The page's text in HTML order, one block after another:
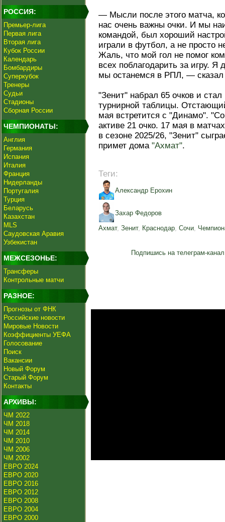
РОССИЯ:
Премьер-лига
Первая лига
Вторая лига
Кубок России
Календарь
Бомбардиры
Суперкубок
Тренеры
Судьи
Стадионы
Сборная России
ЧЕМПИОНАТЫ:
Англия
Германия
Испания
Италия
Франция
Нидерланды
Португалия
Турция
Беларусь
Казахстан
MLS
Саудовская Аравия
Узбекистан
МЕЖСЕЗОНЬЕ:
Трансферы
Контрольные матчи
РАЗНОЕ:
Прогнозы от ФНК
Российские новости
Мировые Новости
Коэффициенты УЕФА
Голосование
Поиск
Вакансии
Новый Форум
Старый Форум
Контакты
АРХИВЫ:
ЧМ 2022
ЧМ 2018
ЧМ 2014
ЧМ 2010
ЧМ 2006
ЧМ 2002
ЕВРО 2024
ЕВРО 2020
ЕВРО 2016
ЕВРО 2012
ЕВРО 2008
ЕВРО 2004
ЕВРО 2000
— Мысли после этого матча,
нас очень важны очки. И мы
командой, был хороший
играли в футбол, а не просто
Жаль, что мой гол не помог
всех поблагодарить за игру.
мы останемся в РПЛ, —
"Зенит" набрал 65 очков и
турнирной таблицы.
мая встретится с "Динамо".
активе 21 очко. 17 мая в
в сезоне 2025/26, "Зенит"
примет дома "Ахмат".
Теги:
Александр Ерохин
Захар Федоров
Ахмат, Зенит, Краснодар, Сочи,
Подпишись на телеграм-